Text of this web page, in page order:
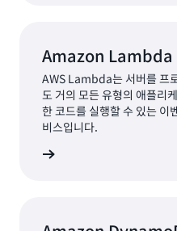
인 Amazon DynamoDB를
정보를 찾고 모든 재무 보고
제공할 수 있습니다.”라고
용하지 않았다면 정기적으
스 용량을 늘려야 하는지 확
동으로 규모를 조정할 수 있
니다.”
Amazon Lambda
AWS Lambda는 서버를 프
도 거의 모든 유형의 애플리
한 코드를 실행할 수 있는 이
비스입니다.